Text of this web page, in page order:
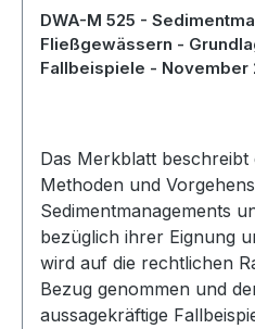
DWA-M 525 -
Fließgewässern -
Fallbeispiele - November
Das Merkblatt
Methoden und
Sedimentmanagements
bezüglich ihrer Eignung
wird auf die rechtlichen
Bezug genommen und
aussagekräftige